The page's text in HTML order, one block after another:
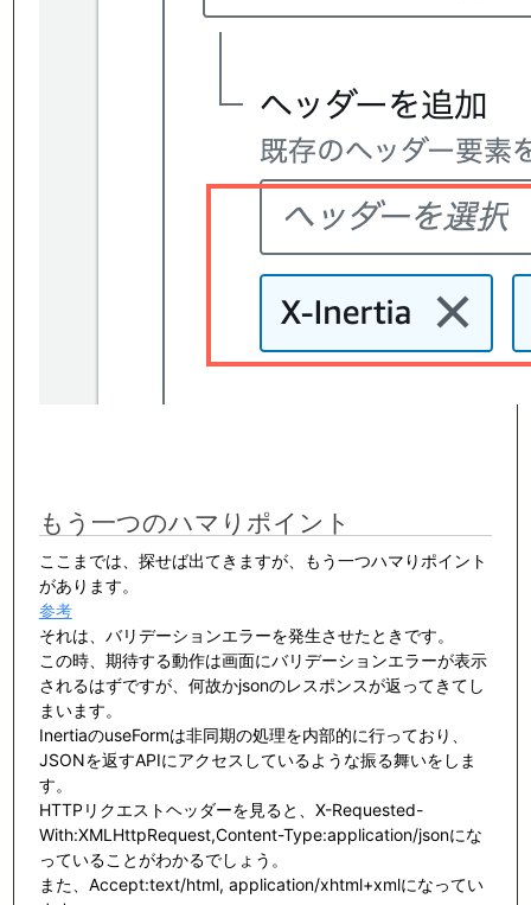
もう一つのハマりポイント
ここまでは、探せば出てきますが、もう一つハマりポイント
があります。
参考
それは、バリデーションエラーを発生させたときです。
この時、期待する動作は画面にバリデーションエラーが表示
されるはずですが、何故かjsonのレスポンスが返ってきてし
まいます。
InertiaのuseFormは非同期の処理を内部的に行っており、
JSONを返すAPIにアクセスしているような振る舞いをしま
す。
HTTPリクエストヘッダーを見ると、X-Requested-
With:XMLHttpRequest,Content-Type:application/jsonにな
っていることがわかるでしょう。
また、Accept:text/html, application/xhtml+xmlになってい